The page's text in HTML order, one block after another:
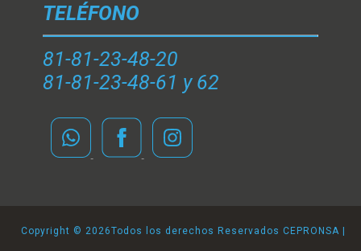
TELÉFONO
81-81-23-48-20
81-81-23-48-61 y 62
Copyright © 2026Todos los derechos Reservados CEPRONSA |